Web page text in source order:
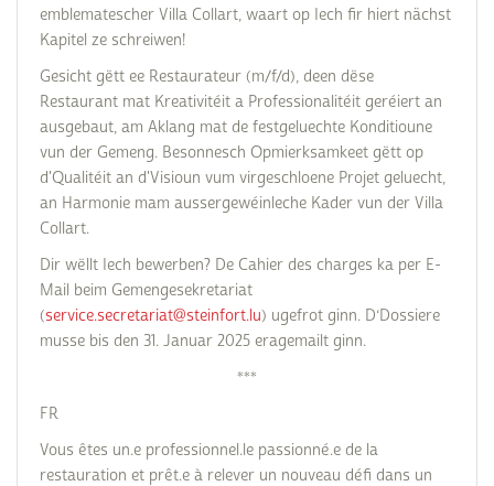
emblematescher Villa Collart, waart op Iech fir hiert nächst
Kapitel ze schreiwen!
Gesicht gëtt ee Restaurateur (m/f/d), deen dëse
Restaurant mat Kreativitéit a Professionalitéit geréiert an
ausgebaut, am Aklang mat de festgeluechte Konditioune
vun der Gemeng. Besonnesch Opmierksamkeet gëtt op
d'Qualitéit an d'Visioun vum virgeschloene Projet geluecht,
an Harmonie mam aussergewéinleche Kader vun der Villa
Collart.
Dir wëllt Iech bewerben? De Cahier des charges ka per E-
Mail beim Gemengesekretariat
(service.secretariat@steinfort.lu) ugefrot ginn. D‘Dossiere
musse bis den 31. Januar 2025 eragemailt ginn.
***
FR
Vous êtes un.e professionnel.le passionné.e de la
restauration et prêt.e à relever un nouveau défi dans un